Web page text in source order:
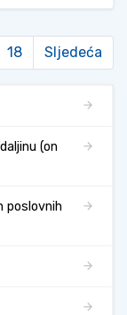
18 Sljedeća
(on
poslovnih